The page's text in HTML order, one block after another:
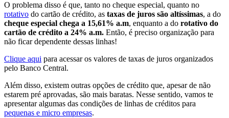
O problema disso é que, tanto no cheque especial, quanto no
rotativo do cartão de crédito, as taxas de juros são altíssimas, a do
cheque especial chega a 15,61% a.m, enquanto a do rotativo do
cartão de crédito a 24% a.m. Então, é preciso organização para
não ficar dependente dessas linhas!
Clique aqui para acessar os valores de taxas de juros organizados
pelo Banco Central.
Além disso, existem outras opções de crédito que, apesar de não
estarem pré aprovadas, são mais baratas. Nesse sentido, vamos te
apresentar algumas das condições de linhas de créditos para
pequenas e micro empresas.